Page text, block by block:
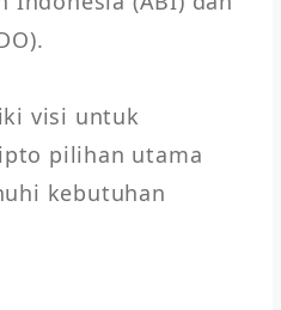
visi untuk
pilihan utama
kebutuhan